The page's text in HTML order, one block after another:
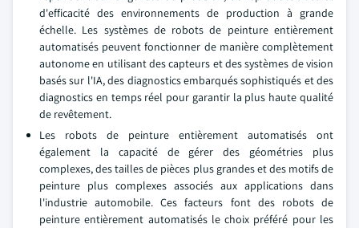
d'efficacité des environnements de production à grande
échelle. Les systèmes de robots de peinture entièrement
automatisés peuvent fonctionner de manière complètement
autonome en utilisant des capteurs et des systèmes de vision
basés sur l'IA, des diagnostics embarqués sophistiqués et des
diagnostics en temps réel pour garantir la plus haute qualité
de revêtement.
Les robots de peinture entièrement automatisés ont
également la capacité de gérer des géométries plus
complexes, des tailles de pièces plus grandes et des motifs de
peinture plus complexes associés aux applications dans
l'industrie automobile. Ces facteurs font des robots de
peinture entièrement automatisés le choix préféré pour les